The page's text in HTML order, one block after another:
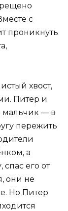
с
проникнуть
хвост,
Питер и
мальчик — в
пережить
а
его от
они не
Но Питер